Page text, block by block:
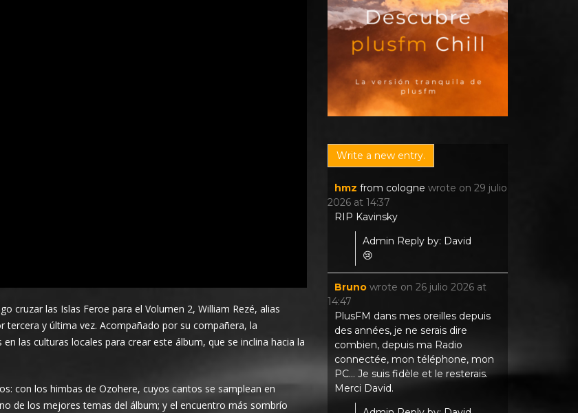
cruzar las Islas Feroe para el Volumen 2, William Rezé, alias
tercera y última vez. Acompañado por su compañera, la
las culturas locales para crear este álbum, que se inclina hacia la
con los himbas de Ozohere, cuyos cantos se samplean en
de los mejores temas del álbum; y el encuentro más sombrío
hmz from cologne wrote on 29 julio
2026 at 14:37
RIP Kavinsky
Admin Reply by: David
😢
Bruno wrote on 26 julio 2026 at
14:47
PlusFM dans mes oreilles depuis
des années, je ne serais dire
combien, depuis ma Radio
connectée, mon téléphone, mon
PC... Je suis fidèle et le resterais.
Merci David.